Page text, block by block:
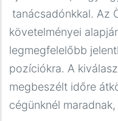
tanácsadónkkal. Az
követelményei
legmegfelelőbb
pozíciókra. A
megbeszélt időre
cégünknél